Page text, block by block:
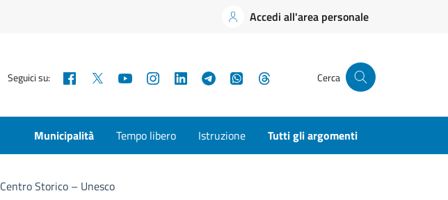
Accedi all'area personale
Seguici su: Facebook YouTubeInstagramLinkedInTelegramWhatsApp Cerca
Municipalità Tempo libero Istruzione Tutti gli argomenti
Centro Storico – Unesco